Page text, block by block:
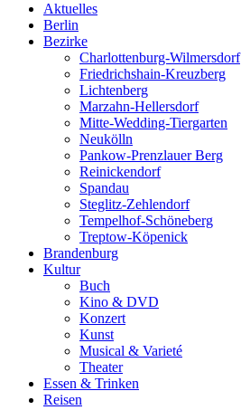
Aktuelles
Berlin
Bezirke
Charlottenburg-Wilmersdorf
Friedrichshain-Kreuzberg
Lichtenberg
Marzahn-Hellersdorf
Mitte-Wedding-Tiergarten
Neukölln
Pankow-Prenzlauer Berg
Reinickendorf
Spandau
Steglitz-Zehlendorf
Tempelhof-Schöneberg
Treptow-Köpenick
Brandenburg
Kultur
Buch
Kino & DVD
Konzert
Kunst
Musical & Varieté
Theater
Essen & Trinken
Reisen